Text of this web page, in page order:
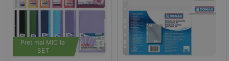
Pret mai MIC la
SET